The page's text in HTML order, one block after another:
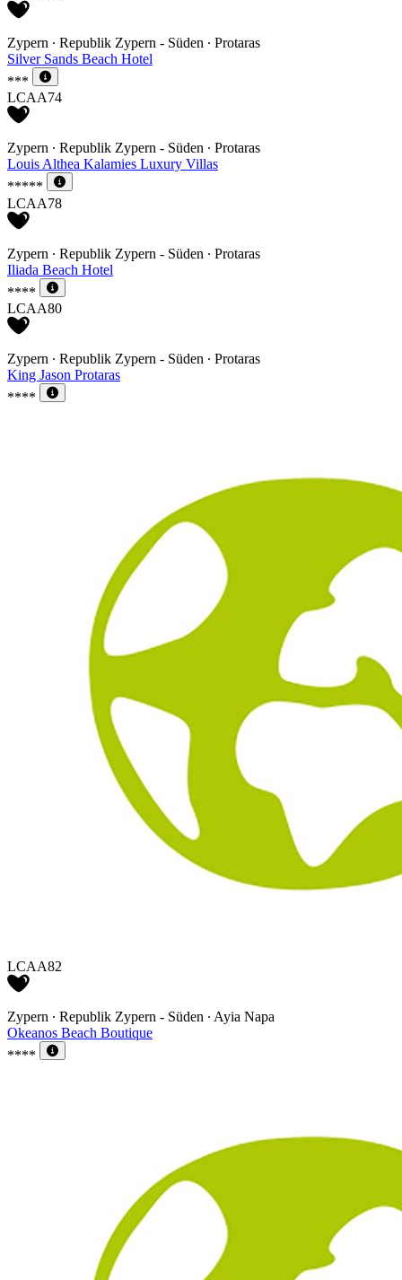
Zypern ∙ Republik Zypern - Süden ∙ Protaras
Silver Sands Beach Hotel
***
LCAA74
Zypern ∙ Republik Zypern - Süden ∙ Protaras
Louis Althea Kalamies Luxury Villas
*****
LCAA78
Zypern ∙ Republik Zypern - Süden ∙ Protaras
Iliada Beach Hotel
****
LCAA80
Zypern ∙ Republik Zypern - Süden ∙ Protaras
King Jason Protaras
****
LCAA82
Zypern ∙ Republik Zypern - Süden ∙ Ayia Napa
Okeanos Beach Boutique
****